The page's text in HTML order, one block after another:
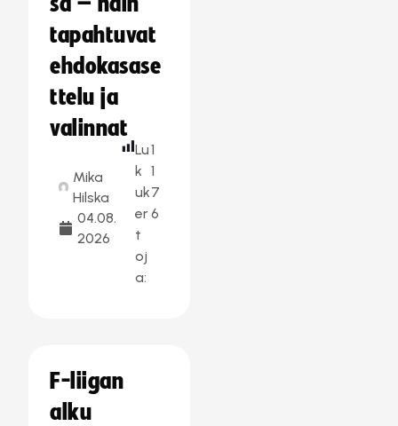
tapahtuvat
ehdokasase
ttelu ja
valinnat
Mika
Hilska
04.08.
2026
Lu
k
uk
er
t
oj
a:
1
1
7
6
F-liigan
alku